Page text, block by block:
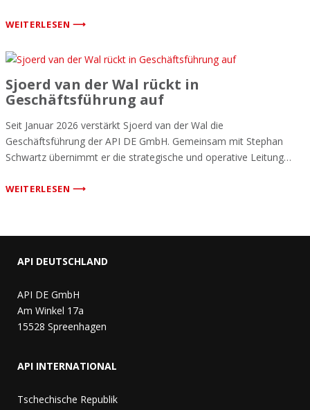
WEITERLESEN ⟶
Sjoerd van der Wal rückt in
Geschäftsführung auf
Seit Januar 2026 verstärkt Sjoerd van der Wal die
Geschäftsführung der API DE GmbH. Gemeinsam mit Stephan
Schwartz übernimmt er die strategische und operative Leitung…
WEITERLESEN ⟶
API DEUTSCHLAND
API DE GmbH
Am Winkel 17a
15528 Spreenhagen
API INTERNATIONAL
Tschechische Republik